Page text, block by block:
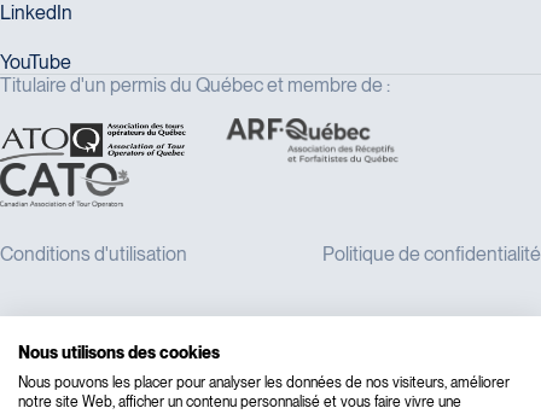
Titulaire d'un permis du Québec et membre de :
Nous utilisons des cookies
Nous pouvons les placer pour analyser les données de nos visiteurs, améliorer
notre site Web, afficher un contenu personnalisé et vous faire vivre une